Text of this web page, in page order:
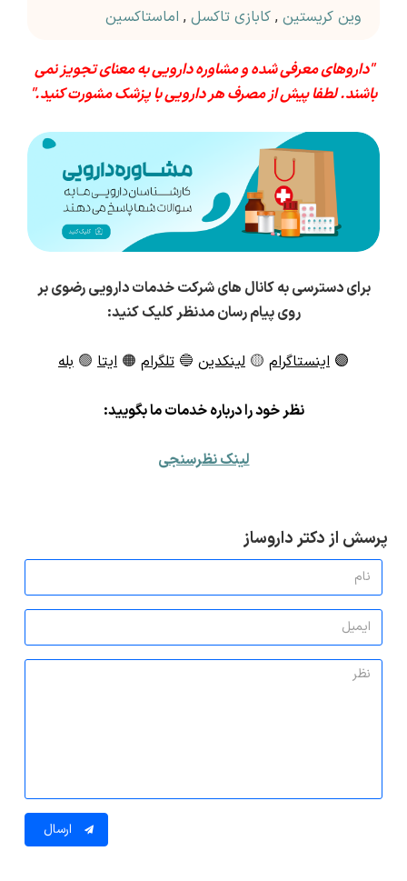
وین کریستین , کابازی تاکسل , اماستاکسین
"داروهای معرفی شده و مشاوره دارویی به معنای تجویز نمی
باشند. لطفا پیش از مصرف هر دارویی با پزشک مشورت کنید."
برای دسترسی به کانال های شرکت خدمات دارویی رضوی بر
روی پیام رسان مدنظر کلیک کنید:
🟣 اینستاگرام 🟡 لینکدین 🔵 تلگرام 🟠 ایتا 🟢 بله
نظر خود را درباره خدمات ما بگویید:
لینک نظرسنجی
پرسش از دکتر داروساز
ارسال